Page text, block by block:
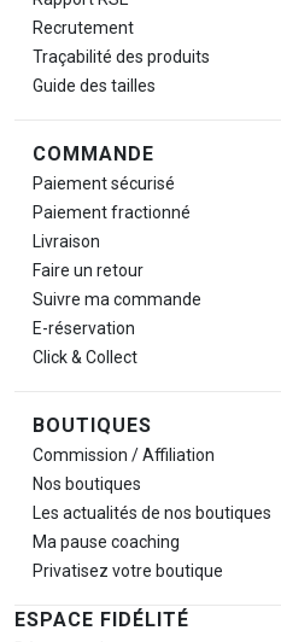
Recrutement
Traçabilité des produits
Guide des tailles
COMMANDE
Paiement sécurisé
Paiement fractionné
Livraison
Faire un retour
Suivre ma commande
E-réservation
Click & Collect
BOUTIQUES
Commission / Affiliation
Nos boutiques
Les actualités de nos boutiques
Ma pause coaching
Privatisez votre boutique
ESPACE FIDÉLITÉ